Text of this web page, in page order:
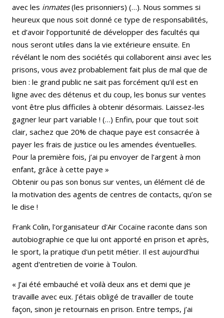
avec les inmates(les prisonniers) (…). Nous sommes si
heureux que nous soit donné ce type de responsabilités,
et d’avoir l’opportunité de développer des facultés qui
nous seront utiles dans la vie extérieure ensuite. En
révélant le nom des sociétés qui collaborent ainsi avec les
prisons, vous avez probablement fait plus de mal que de
bien : le grand public ne sait pas forcément qu’il est en
ligne avec des détenus et du coup, les bonus sur ventes
vont être plus difficiles à obtenir désormais. Laissez-les
gagner leur part variable ! (…) Enfin, pour que tout soit
clair, sachez que 20% de chaque paye est consacrée à
payer les frais de justice ou les amendes éventuelles.
Pour la première fois, j’ai pu envoyer de l’argent à mon
enfant, grâce à cette paye »
Obtenir ou pas son bonus sur ventes, un élément clé de
la motivation des agents de centres de contacts, qu’on se
le dise !
Frank Colin, l'organisateur d'Air Cocaïne raconte dans son
autobiographie ce que lui ont apporté en prison et après,
le sport, la pratique d'un petit métier. Il est aujourd'hui
agent d'entretien de voirie à Toulon.
« J’ai été embauché et voilà deux ans et demi que je
travaille avec eux. J’étais obligé de travailler de toute
façon, sinon je retournais en prison. Entre temps, j’ai